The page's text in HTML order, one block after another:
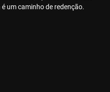
um caminho de redenção.